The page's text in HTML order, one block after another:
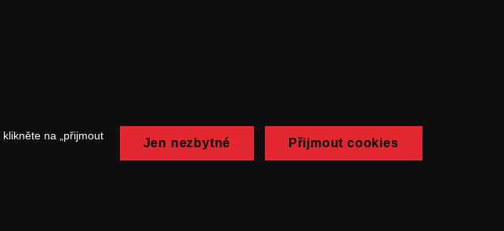
na „přijmout
Jen nezbytné Přijmout cookies